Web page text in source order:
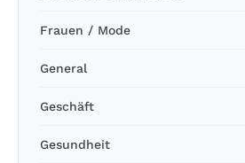
Frauen / Mode
General
Geschäft
Gesundheit